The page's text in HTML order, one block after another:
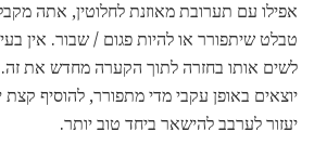
אפילו עם תערובת מאוזנת לחלוטין, אתה
טבלט שיתפורר או להיות פגום / שבור. אין
לשים אותו בחזרה לתוך הקערה מחדש את
יוצאים באופן עקבי מדי מתפורר, להוסיף קצת
יעזור לערבב להישאר ביחד טוב יותר.